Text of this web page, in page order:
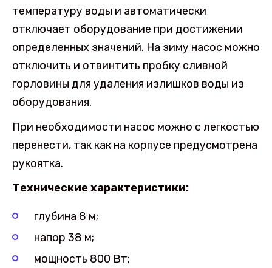
температуру воды и автоматически
отключает оборудование при достижении
определенных значений. На зиму насос можно
отключить и отвинтить пробку сливной
горловины для удаления излишков воды из
оборудования.
При необходимости насос можно с легкостью
перенести, так как на корпусе предусмотрена
рукоятка.
Технические характеристики:
глубина 8 м;
напор 38 м;
мощность 800 Вт;